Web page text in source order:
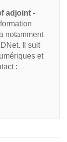
adjoint -
notamment
Il suit
et
: